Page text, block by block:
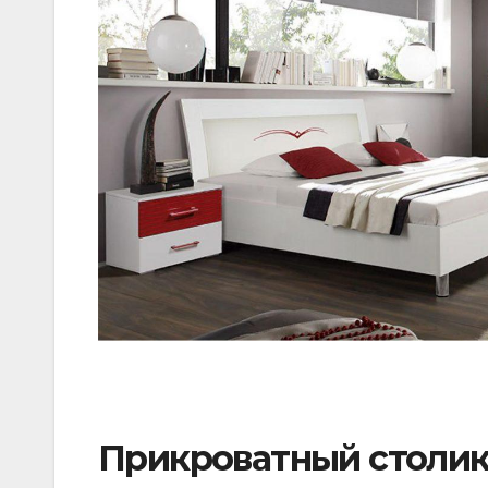
Прикроватный